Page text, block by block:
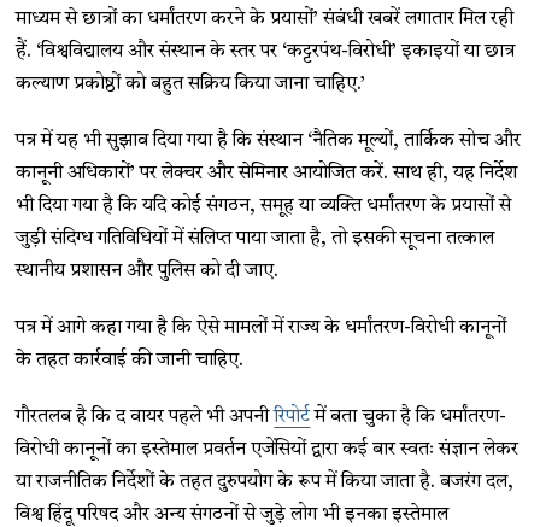
माध्यम से छात्रों का धर्मांतरण करने के प्रयासों’ संबंधी खबरें लगातार मिल रही
हैं. ‘विश्वविद्यालय और संस्थान के स्तर पर ‘कट्टरपंथ-विरोधी’ इकाइयों या छात्र
कल्याण प्रकोष्ठों को बहुत सक्रिय किया जाना चाहिए.’
पत्र में यह भी सुझाव दिया गया है कि संस्थान ‘नैतिक मूल्यों, तार्किक सोच और
कानूनी अधिकारों’ पर लेक्चर और सेमिनार आयोजित करें. साथ ही, यह निर्देश
भी दिया गया है कि यदि कोई संगठन, समूह या व्यक्ति धर्मांतरण के प्रयासों से
जुड़ी संदिग्ध गतिविधियों में संलिप्त पाया जाता है, तो इसकी सूचना तत्काल
स्थानीय प्रशासन और पुलिस को दी जाए.
पत्र में आगे कहा गया है कि ऐसे मामलों में राज्य के धर्मांतरण-विरोधी कानूनों
के तहत कार्रवाई की जानी चाहिए.
गौरतलब है कि द वायर पहले भी अपनीरिपोर्टमें बता चुका है कि धर्मांतरण-
विरोधी कानूनों का इस्तेमाल प्रवर्तन एजेंसियों द्वारा कई बार स्वतः संज्ञान लेकर
या राजनीतिक निर्देशों के तहत दुरुपयोग के रूप में किया जाता है. बजरंग दल,
विश्व हिंदू परिषद और अन्य संगठनों से जुड़े लोग भी इनका इस्तेमाल